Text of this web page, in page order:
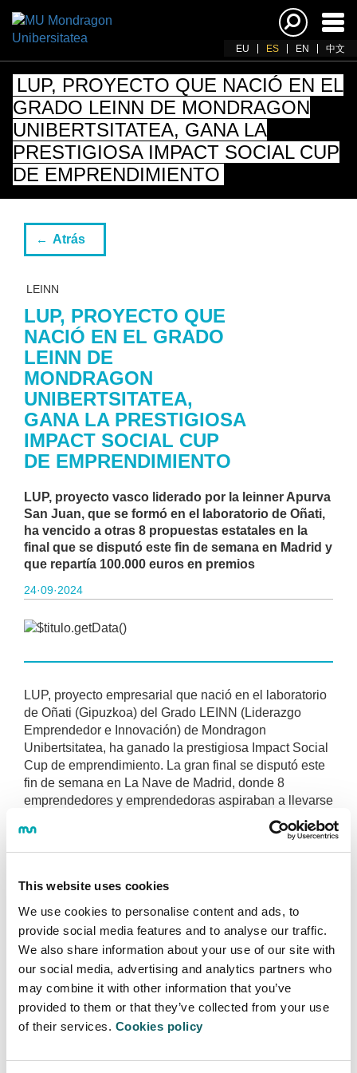
This website uses cookies
We use cookies to personalise content and ads, to
provide social media features and to analyse our traffic.
We also share information about your use of our site with
our social media, advertising and analytics partners who
may combine it with other information that you’ve
provided to them or that they’ve collected from your use
of their services. Cookies policy
EU ES EN 中文
LUP, PROYECTO QUE NACIÓ EN EL
GRADO LEINN DE MONDRAGON
UNIBERTSITATEA, GANA LA
PRESTIGIOSA IMPACT SOCIAL CUP
DE EMPRENDIMIENTO
Atrás
LEINN
LUP, PROYECTO QUE
NACIÓ EN EL GRADO
LEINN DE
MONDRAGON
UNIBERTSITATEA,
GANA LA PRESTIGIOSA
IMPACT SOCIAL CUP
DE EMPRENDIMIENTO
LUP, proyecto vasco liderado por la leinner Apurva
San Juan, que se formó en el laboratorio de Oñati,
ha vencido a otras 8 propuestas estatales en la
final que se disputó este fin de semana en Madrid y
que repartía 100.000 euros en premios
24·09·2024
LUP, proyecto empresarial que nació en el laboratorio
de Oñati (Gipuzkoa) del Grado LEINN (Liderazgo
Emprendedor e Innovación) de Mondragon
Unibertsitatea, ha ganado la prestigiosa Impact Social
Cup de emprendimiento. La gran final se disputó este
fin de semana en La Nave de Madrid, donde 8
emprendedores y emprendedoras aspiraban a llevarse
Consentio y Blablacar España; Manu Marín, fundador
Social Cup; Yaiza Canosa, fundadora de GOI; y Josep
Coll, fundador de Redpoints y cofundador de
Repscan.
Durante la final, los y las finalistas fueron
mentorizados en directo durante 10 minutos por los
miembros del jurado y, tras ello, se otorgaron los
premios: 40.000 euros al primero; 30.000 al segundo;